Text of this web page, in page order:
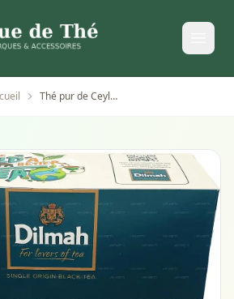
Thé pur de Ceylan Dilmah Premium 100 sachets